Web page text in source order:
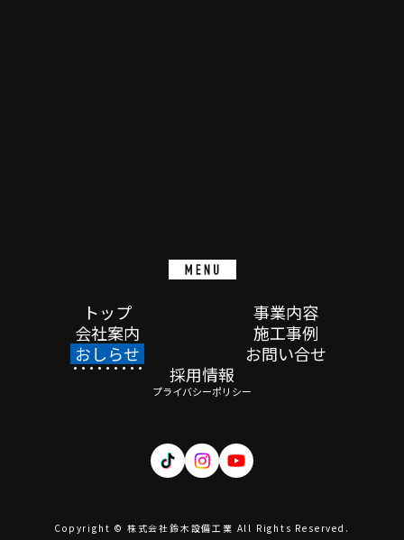
トップ
事業内容
会社案内
施工事例
おしらせ
お問い合せ
採用情報
プライバシーポリシー
Copyright © 株式会社鈴木設備工業 All Rights Reserved.